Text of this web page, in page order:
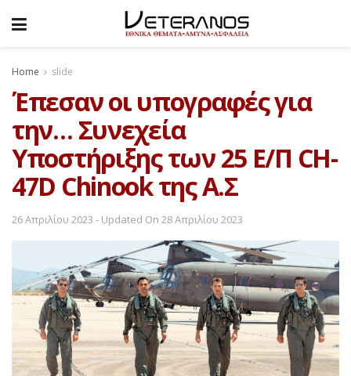
Home slide
Έπεσαν οι υπογραφές για
την… Συνεχεία
Υποστήριξης των 25 Ε/Π CH-
47D Chinook της Α.Σ
26 Απριλίου 2023 - Updated On 28 Απριλίου 2023